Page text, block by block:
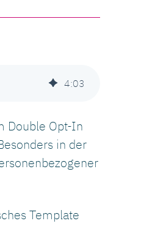
4:03
Double Opt-In
in der
Template